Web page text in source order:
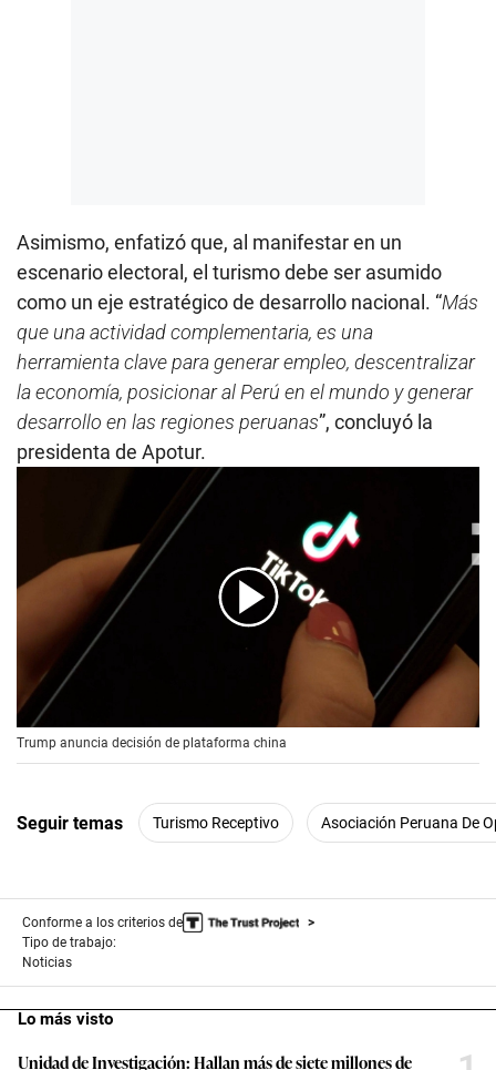
Asimismo, enfatizó que, al manifestar en un
escenario electoral, el turismo debe ser asumido
como un eje estratégico de desarrollo nacional. “Más
que una actividad complementaria, es una
herramienta clave para generar empleo, descentralizar
la economía, posicionar al Perú en el mundo y generar
desarrollo en las regiones peruanas”, concluyó la
presidenta de Apotur.
Trump anuncia decisión de plataforma china
Seguir temas Turismo Receptivo Asociación Peruana De
Conforme a los criterios de
Tipo de trabajo:
Noticias
Lo más visto
Unidad de Investigación: Hallan más de siete millones de